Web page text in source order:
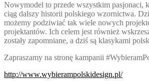
Nowymodel to przede wszystkim pasjonaci,
ciąg dalszy historii polskiego wzornictwa.
możemy podziwiać tak wiele nowych
projektantów. Ich celem jest również
zostały zapomniane, a dziś są klasykami
Zapraszamy na stronę kampanii
http://www.wybierampolskidesign.pl/